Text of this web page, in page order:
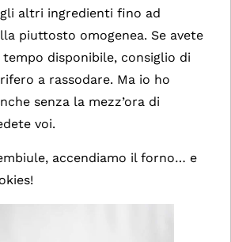
altri ingredienti fino ad
piuttosto omogenea. Se avete
tempo disponibile, consiglio di
a rassodare. Ma io ho
senza la mezz’ora di
voi.
accendiamo il forno… e